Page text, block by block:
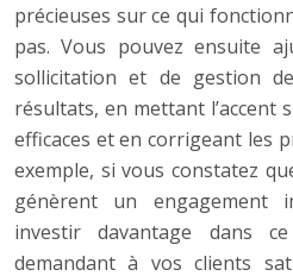
précieuses sur ce qui
pas. Vous pouvez ensuite
sollicitation et de gestion
résultats, en mettant l’accent
efficaces et en corrigeant les
exemple, si vous constatez
génèrent un engagement
investir davantage dans
demandant à vos clients